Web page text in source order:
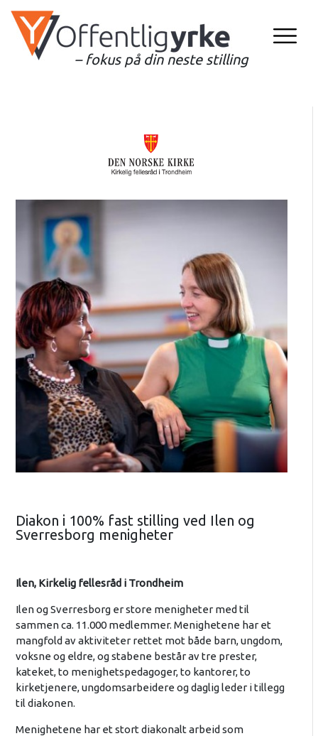
– fokus på din neste stilling
Diakon i 100% fast stilling ved Ilen og
Sverresborg menigheter
Ilen, Kirkelig fellesråd i Trondheim
Ilen og Sverresborg er store menigheter med til
sammen ca. 11.000 medlemmer. Menighetene har et
mangfold av aktiviteter rettet mot både barn, ungdom,
voksne og eldre, og stabene består av tre prester,
kateket, to menighetspedagoger, to kantorer, to
kirketjenere, ungdomsarbeidere og daglig leder i tillegg
til diakonen.
Menighetene har et stort diakonalt arbeid som